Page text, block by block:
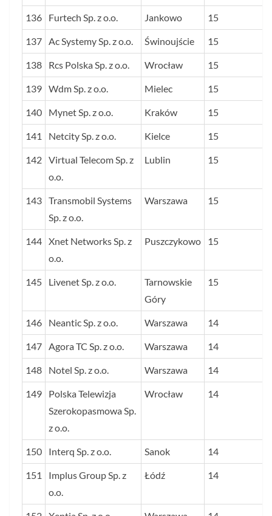
136 Furtech Sp. z o.o. Jankowo 15
137 Ac Systemy Sp. z o.o. Świnoujście 15
138 Rcs Polska Sp. z o.o. Wrocław 15
139 Wdm Sp. z o.o. Mielec 15
140 Mynet Sp. z o.o. Kraków 15
141 Netcity Sp. z o.o. Kielce 15
142 Virtual Telecom Sp. z
o.o.
Lublin 15
143 Transmobil Systems
Sp. z o.o.
Warszawa 15
144 Xnet Networks Sp. z
o.o.
Puszczykowo 15
145 Livenet Sp. z o.o.
Tarnowskie
Góry
15
146 Neantic Sp. z o.o. Warszawa 14
147 Agora TC Sp. z o.o. Warszawa 14
148 Notel Sp. z o.o. Warszawa 14
149
Polska Telewizja
Szerokopasmowa Sp.
z o.o.
Wrocław 14
150 Interq Sp. z o.o. Sanok 14
151
Implus Group Sp. z
o.o.
Łódź 14